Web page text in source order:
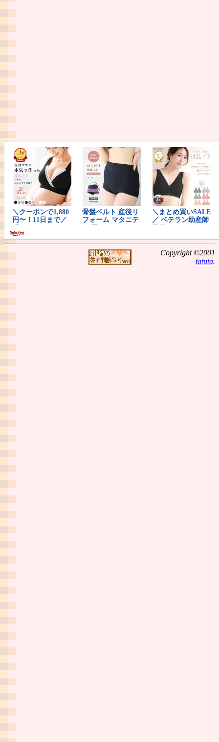
Copyright ©2001
tatuta.